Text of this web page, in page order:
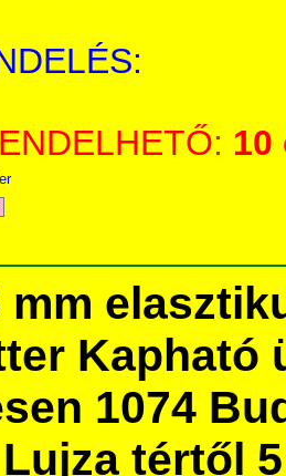
10
mm
Kapható
1074
tértől